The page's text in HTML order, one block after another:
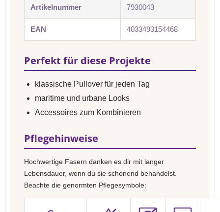
Artikelnummer 7930043
EAN 4033493154468
Perfekt für diese Projekte
klassische Pullover für jeden Tag
maritime und urbane Looks
Accessoires zum Kombinieren
Pflegehinweise
Hochwertige Fasern danken es dir mit langer
Lebensdauer, wenn du sie schonend behandelst.
Beachte die genormten Pflegesymbole: